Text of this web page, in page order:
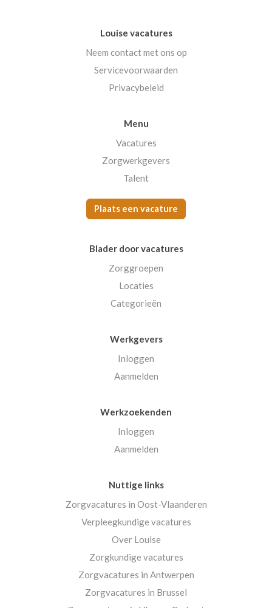
Louise vacatures
Neem contact met ons op
Servicevoorwaarden
Privacybeleid
Menu
Vacatures
Zorgwerkgevers
Talent
Plaats een vacature
Blader door vacatures
Zorggroepen
Locaties
Categorieën
Werkgevers
Inloggen
Aanmelden
Werkzoekenden
Inloggen
Aanmelden
Nuttige links
Zorgvacatures in Oost-Vlaanderen
Verpleegkundige vacatures
Over Louise
Zorgkundige vacatures
Zorgvacatures in Antwerpen
Zorgvacatures in Brussel